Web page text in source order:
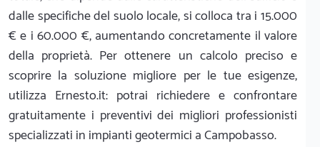
dalle specifiche del suolo locale, si colloca tra i 15.000
€ e i 60.000 €, aumentando concretamente il valore
della proprietà. Per ottenere un calcolo preciso e
scoprire la soluzione migliore per le tue esigenze,
utilizza Ernesto.it: potrai richiedere e confrontare
gratuitamente i preventivi dei migliori professionisti
specializzati in impianti geotermici a Campobasso.